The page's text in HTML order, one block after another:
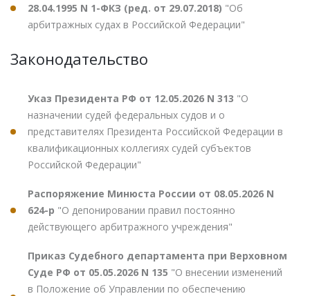
28.04.1995 N 1-ФКЗ (ред. от 29.07.2018) "Об
арбитражных судах в Российской Федерации"
Законодательство
Указ Президента РФ от 12.05.2026 N 313 "О
назначении судей федеральных судов и о
представителях Президента Российской Федерации в
квалификационных коллегиях судей субъектов
Российской Федерации"
Распоряжение Минюста России от 08.05.2026 N
624-р "О депонировании правил постоянно
действующего арбитражного учреждения"
Приказ Судебного департамента при Верховном
Суде РФ от 05.05.2026 N 135 "О внесении изменений
в Положение об Управлении по обеспечению